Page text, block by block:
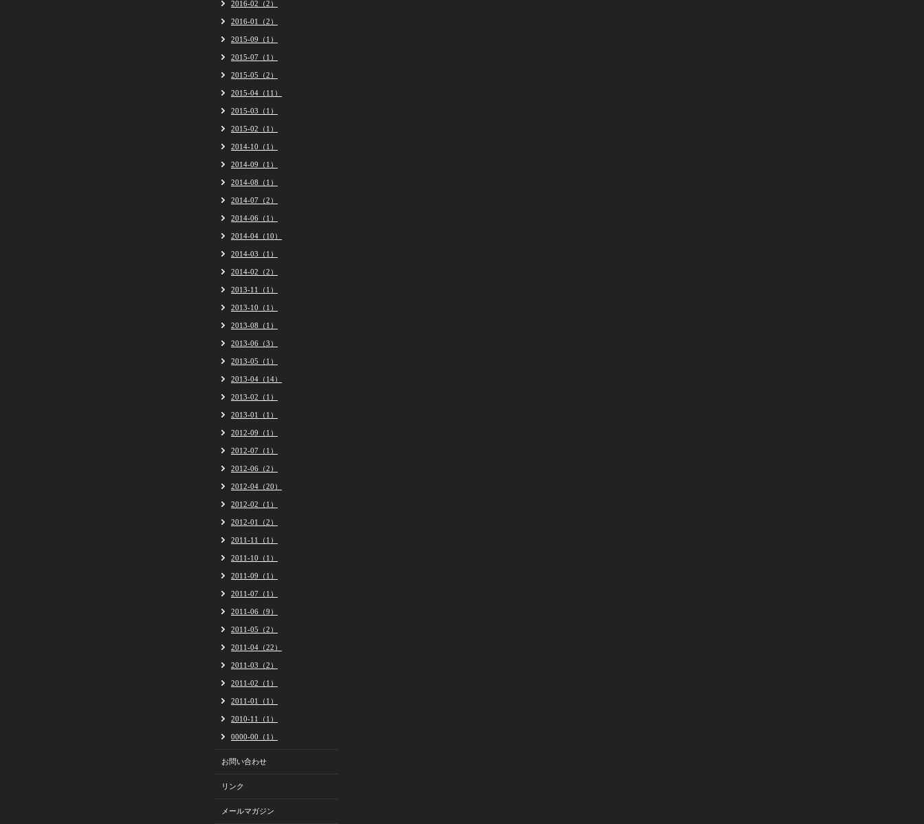
2016-02（2）
2016-01（2）
2015-09（1）
2015-07（1）
2015-05（2）
2015-04（11）
2015-03（1）
2015-02（1）
2014-10（1）
2014-09（1）
2014-08（1）
2014-07（2）
2014-06（1）
2014-04（10）
2014-03（1）
2014-02（2）
2013-11（1）
2013-10（1）
2013-08（1）
2013-06（3）
2013-05（1）
2013-04（14）
2013-02（1）
2013-01（1）
2012-09（1）
2012-07（1）
2012-06（2）
2012-04（20）
2012-02（1）
2012-01（2）
2011-11（1）
2011-10（1）
2011-09（1）
2011-07（1）
2011-06（9）
2011-05（2）
2011-04（22）
2011-03（2）
2011-02（1）
2011-01（1）
2010-11（1）
0000-00（1）
お問い合わせ
リンク
メールマガジン